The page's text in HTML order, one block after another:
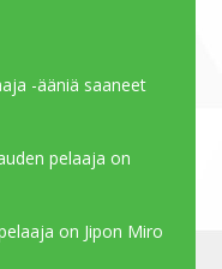
-ääniä saaneet
pelaaja on
on Jipon Miro